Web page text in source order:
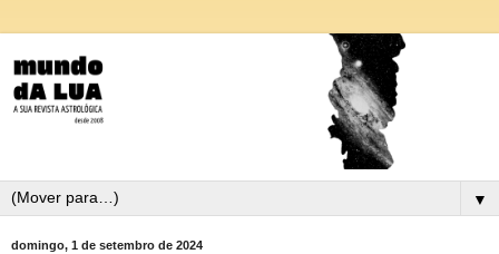
▼
domingo, 1 de setembro de 2024